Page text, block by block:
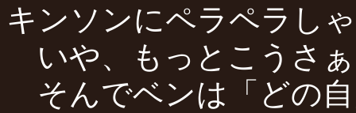
キンソンにペラペラし
いや、もっとこうさ
そんでベンは「どの